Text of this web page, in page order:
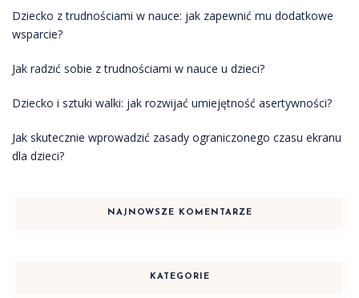
Dziecko z trudnościami w nauce: jak zapewnić mu dodatkowe
wsparcie?
Jak radzić sobie z trudnościami w nauce u dzieci?
Dziecko i sztuki walki: jak rozwijać umiejętność asertywności?
Jak skutecznie wprowadzić zasady ograniczonego czasu ekranu
dla dzieci?
NAJNOWSZE KOMENTARZE
KATEGORIE